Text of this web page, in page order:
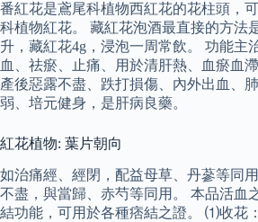
番紅花是鳶尾科植物西紅花的花柱頭，
科植物紅花。 藏紅花泡酒最直接的方法
升，藏紅花4g，浸泡一周常飲。 功能主
血、祛瘀、止痛、用於清肝熱、血瘀血滯
產後惡露不盡、跌打損傷、內外出血、
弱、培元健身，是肝病良藥。
紅花植物: 葉片朝向
如治痛經、經閉，配益母草、丹蔘等同
不盡，與當歸、赤芍等同用。 本品活血
結功能，可用於各種痞結之證。 ⑴收花